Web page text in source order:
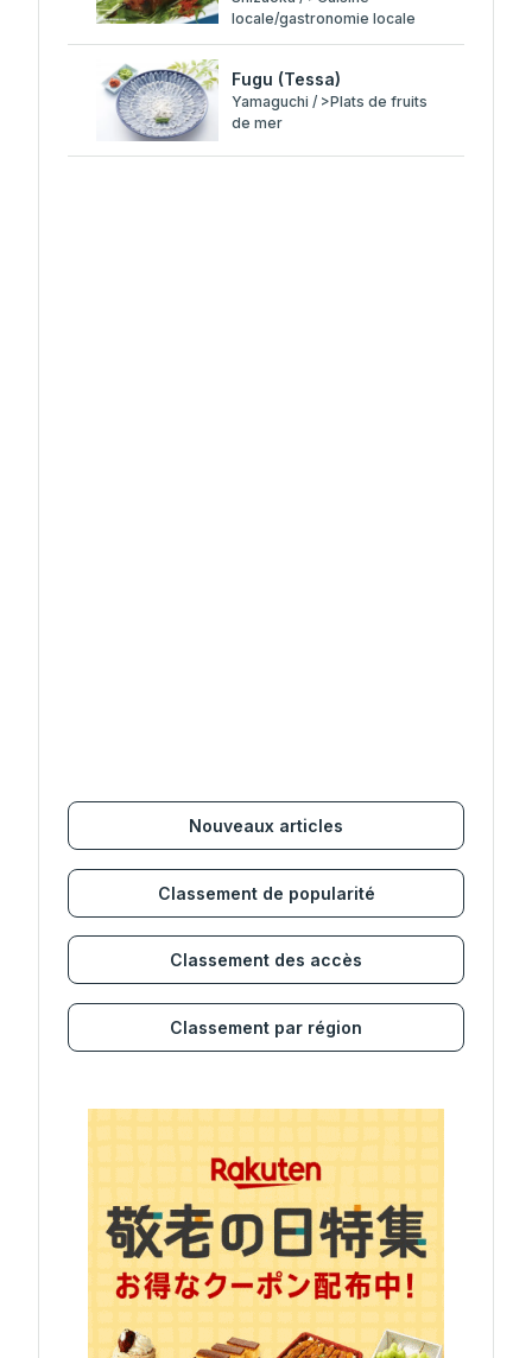
locale/gastronomie locale
Fugu (Tessa)
Yamaguchi / >Plats de fruits
de mer
Nouveaux articles
Classement de popularité
Classement des accès
Classement par région